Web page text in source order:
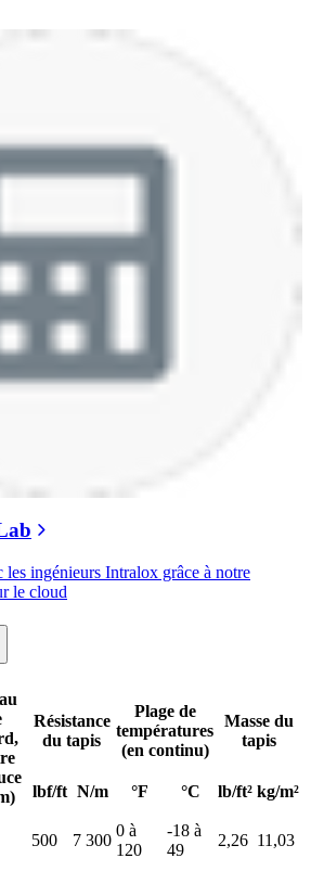
ingénieurs Intralox grâce à notre
le cloud
Résistance
du tapis
Plage de
températures
(en continu)
Masse du
tapis
lbf/ft N/m °F °C lb/ft² kg/m²
500 7 300
0 à
120
-18 à
49
2,26 11,03